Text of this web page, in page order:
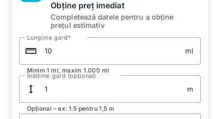
Obține preț imediat
Completează datele pentru a obține
prețul estimativ
Lungime gard
straighten ml
Minim 1 ml, maxim 1.000 ml
Înălțime gard (opțional)
height m
Opțional – ex: 1.5 pentru 1,5 m